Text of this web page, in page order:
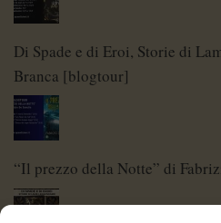
Di Spade e di Eroi, Storie di
Branca [blogtour]
“Il prezzo della Notte” di